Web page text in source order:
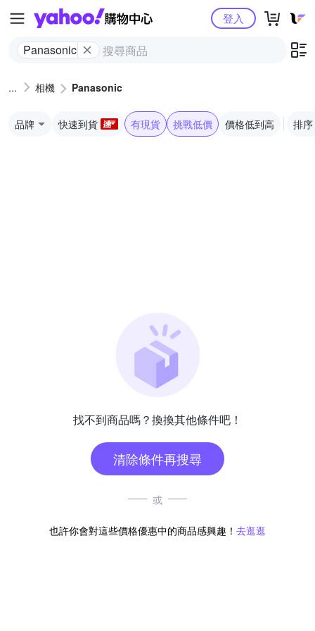
Yahoo購物中心
Panasonic
登入
相機 Panasonic
品牌 快速到貨 有現貨 挑戰低價 價格低到高 排序
找不到商品嗎？換換其他條件吧！
清除條件再搜尋
或
也許你會對這些價格優惠中的商品感興趣！ 去逛逛